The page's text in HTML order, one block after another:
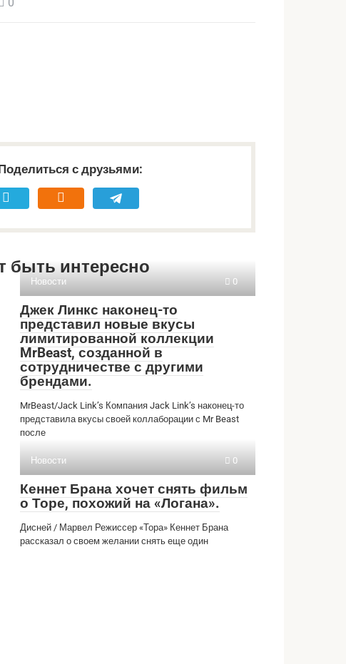
с друзьями:
быть интересно
Новости 0
Джек Линкс наконец-то
представил новые вкусы
лимитированной коллекции
MrBeast, созданной в
сотрудничестве с другими
брендами.
MrBeast/Jack Link’s Компания Jack Link’s наконец-то
представила вкусы своей коллаборации с Mr Beast
после
Новости 0
Кеннет Брана хочет снять фильм
о Торе, похожий на «Логана».
Дисней / Марвел Режиссер «Тора» Кеннет Брана
рассказал о своем желании снять еще один